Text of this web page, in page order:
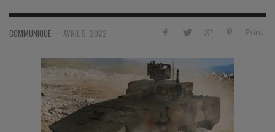
Print
COMMUNIQUÉ — AVRIL 5, 2022